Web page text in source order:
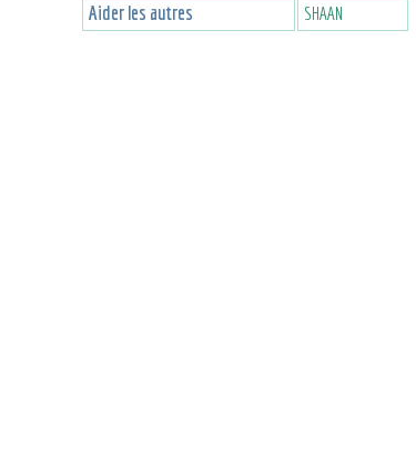
Aider les autres SHAAN